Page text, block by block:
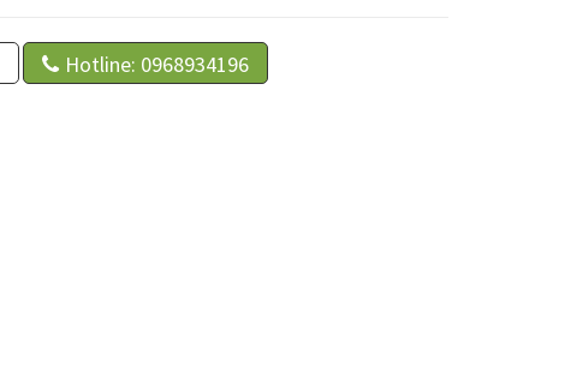
Hotline: 0968934196